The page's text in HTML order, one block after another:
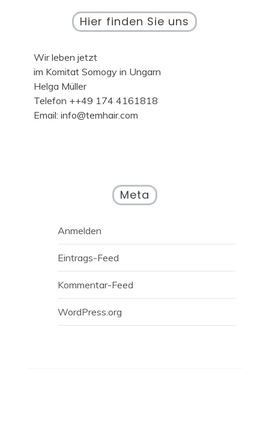
Hier finden Sie uns
Wir leben jetzt
im Komitat Somogy in Ungarn
Helga Müller
Telefon ++49 174 4161818
Email: info@temhair.com
Meta
Anmelden
Eintrags-Feed
Kommentar-Feed
WordPress.org